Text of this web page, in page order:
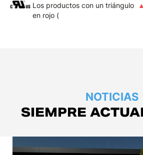
Los productos con un triángulo
en rojo (
▲
NOTICIAS
SIEMPRE